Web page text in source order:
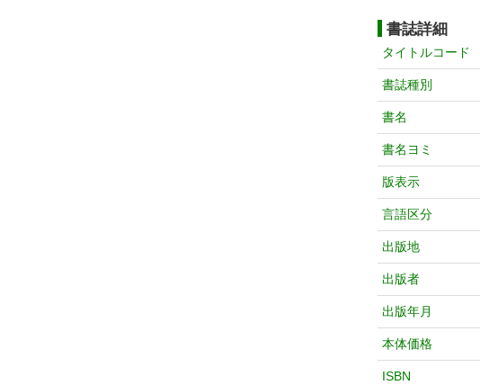
書誌詳細
タイトルコード
書誌種別
書名
書名ヨミ
版表示
言語区分
出版地
出版者
出版年月
本体価格
ISBN